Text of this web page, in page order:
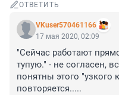
ОТВЕТИТЬ
VKuser570461166
17 мая 2020, 02:09
"Сейчас работают
тупую." - не согласен,
понятны этого "узкого
повторяется.....